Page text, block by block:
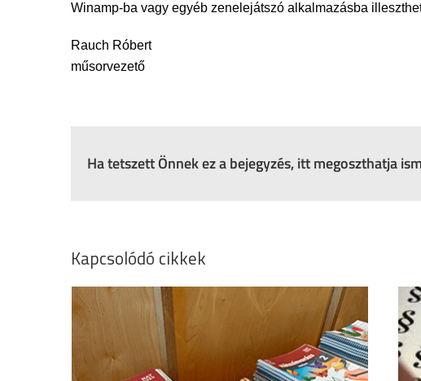
Winamp-ba vagy egyéb zenelejátszó alkalmazásba
Rauch Róbert
műsorvezető
Ha tetszett Önnek ez a bejegyzés, itt megoszthatja
Kapcsolódó cikkek